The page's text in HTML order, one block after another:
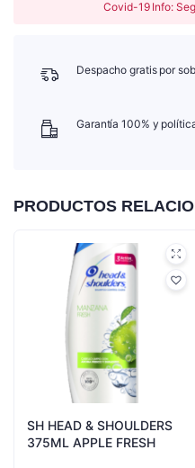
Covid-19 Info:
Despacho gratis por
Garantía 100% y
PRODUCTOS
SH HEAD & SHOULDERS
375ML APPLE FRESH